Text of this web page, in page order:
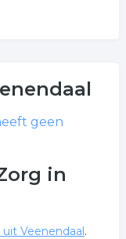
geen
in
Veenendaal.